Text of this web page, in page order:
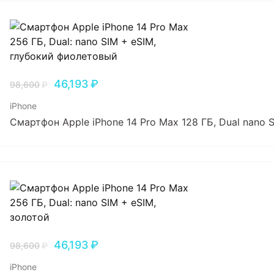
98,600₽ 46,193₽
iPhone
Смартфон Apple iPhone 14 Pro Max 128 ГБ, Dual nano
98,600₽ 46,193₽
iPhone